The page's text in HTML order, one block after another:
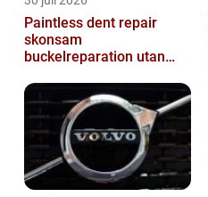
Paintless dent repair
skonsam
buckelreparation utan